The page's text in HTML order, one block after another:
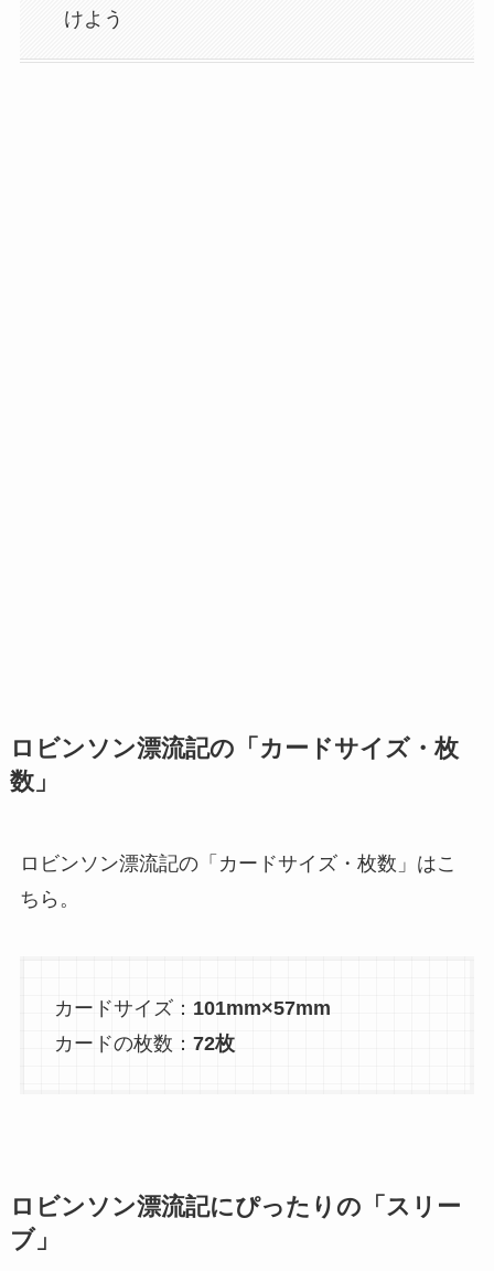
けよう
ロビンソン漂流記の「カードサイズ・枚
数」
ロビンソン漂流記の「カードサイズ・枚数」はこ
ちら。
カードサイズ： 101mm×57mm
カードの枚数： 72枚
ロビンソン漂流記にぴったりの「スリー
ブ」